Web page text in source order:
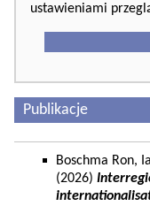
ustawieniami
Publikacje
Boschma Ron,
(2026)